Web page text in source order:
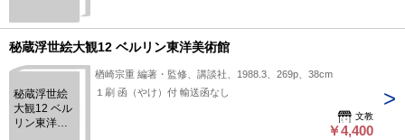
秘蔵浮世絵大観12 ベルリン東洋美術館
秘蔵浮世絵
大観12 ベル
リン東洋美
楢崎宗重 編著・監修、講談社、1988.3、269p、38cm
１刷 函（やけ）付 輸送函なし
文教
￥4,400